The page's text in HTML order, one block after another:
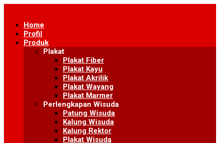
contentHome
Profil
Produk
Plakat
Plakat Fiber
Plakat Kayu
Plakat Akrilik
Plakat Wayang
Plakat Marmer
Perlengkapan Wisuda
Patung Wisuda
Kalung Wisuda
Kalung Rektor
Plakat Wisuda